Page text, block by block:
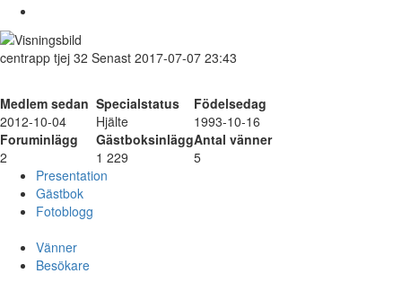
centrapp tjej 32 Senast 2017-07-07 23:43
Medlem sedan Specialstatus
Födelsedag
2012-10-04
Hjälte
1993-10-16
Foruminlägg
GästboksinläggAntal vänner
2
1 229
5
Presentation
Gästbok
Fotoblogg
Vänner
Besökare